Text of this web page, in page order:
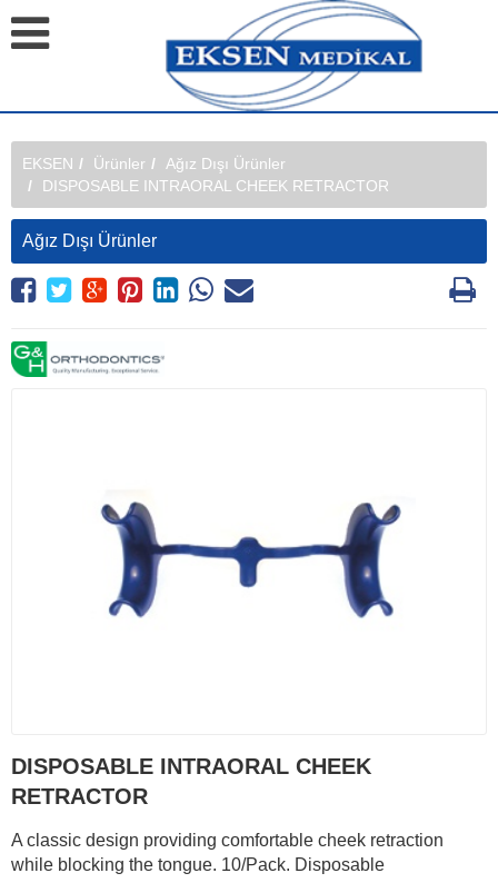
EKSEN Ürünler
Ağız Dışı Ürünler
DISPOSABLE INTRAORAL CHEEK RETRACTOR
Ağız Dışı Ürünler
DISPOSABLE INTRAORAL CHEEK
RETRACTOR
A classic design providing comfortable cheek retraction
while blocking the tongue. 10/Pack. Disposable